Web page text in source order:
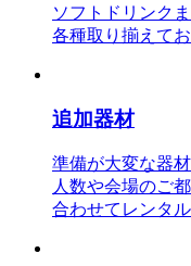
ソフトドリンク
各種取り揃えてお
追加器材
準備が大変な器材
人数や会場のご
合わせてレンタル